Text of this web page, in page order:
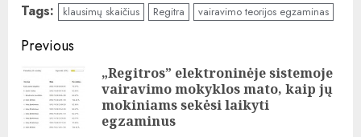
Tags: klausimų skaičius Regitra vairavimo teorijos egzaminas
Continue
Reading
Previous
„Regitros” elektroninėje sistemoje
vairavimo mokyklos mato, kaip jų
mokiniams sekėsi laikyti
egzaminus